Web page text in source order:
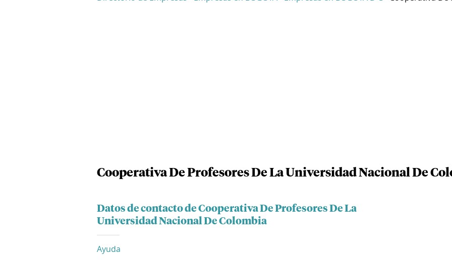
Cooperativa De Profesores De La Universidad Nacional De
Datos de contacto de Cooperativa De Profesores De La
Universidad Nacional De Colombia
Ayuda